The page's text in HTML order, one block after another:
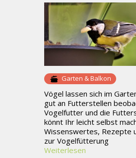
Garten & Balkon
Vögel lassen sich im
gut an Futterstellen
Vogelfutter und die
könnt Ihr leicht selbst
Wissenswertes, Rezepte
zur Vogelfütterung
Weiterlesen